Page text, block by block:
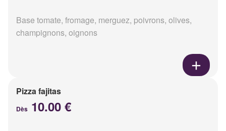
Base tomate, fromage, merguez, poivrons, olives,
champignons, oignons
Pizza fajitas
Dès 10.00 €